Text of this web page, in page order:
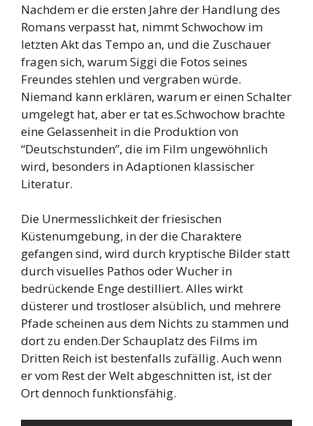
Nachdem er die ersten Jahre der Handlung des
Romans verpasst hat, nimmt Schwochow im
letzten Akt das Tempo an, und die Zuschauer
fragen sich, warum Siggi die Fotos seines
Freundes stehlen und vergraben würde.
Niemand kann erklären, warum er einen Schalter
umgelegt hat, aber er tat es.Schwochow brachte
eine Gelassenheit in die Produktion von
“Deutschstunden”, die im Film ungewöhnlich
wird, besonders in Adaptionen klassischer
Literatur.
Die Unermesslichkeit der friesischen
Küstenumgebung, in der die Charaktere
gefangen sind, wird durch kryptische Bilder statt
durch visuelles Pathos oder Wucher in
bedrückende Enge destilliert. Alles wirkt
düsterer und trostloser alsüblich, und mehrere
Pfade scheinen aus dem Nichts zu stammen und
dort zu enden.Der Schauplatz des Films im
Dritten Reich ist bestenfalls zufällig. Auch wenn
er vom Rest der Welt abgeschnitten ist, ist der
Ort dennoch funktionsfähig.